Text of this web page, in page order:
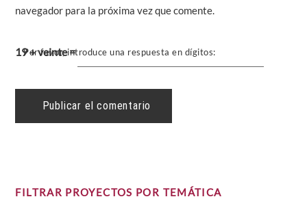
navegador para la próxima vez que comente.
Por favor, introduce una respuesta en dígitos:
19 + veinte =
FILTRAR PROYECTOS POR TEMÁTICA